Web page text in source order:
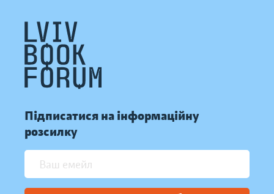
Підписатися на інформаційну
розсилку